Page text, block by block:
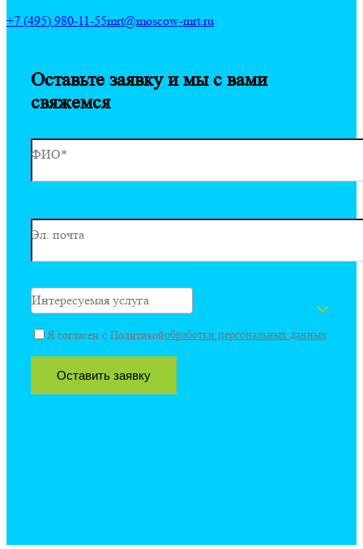
+7 (495) 980-11-55mrt@moscow-mrt.ru
Оставьте заявку и мы с вами
свяжемся
ФИО*
Эл. почта
Интересуемая услуга
Я согласен с Политикойобработки персональных данных